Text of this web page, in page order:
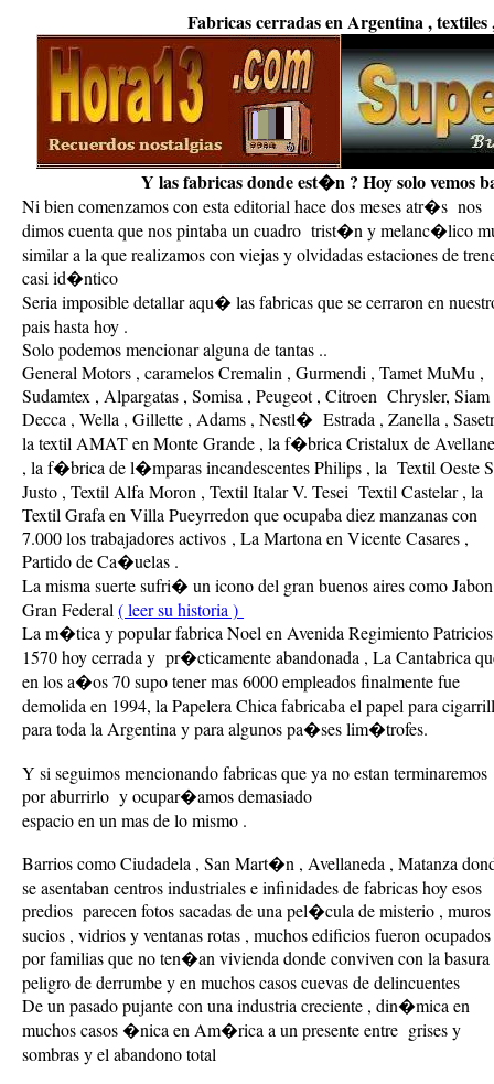
Fabricas cerradas en Argentina ,
Y las fabricas donde est�n ? Hoy solo vemos
Ni bien comenzamos con esta editorial hace dos meses atr�s nos
dimos cuenta que nos pintaba un cuadro trist�n y melanc�lico
similar a la que realizamos con viejas y olvidadas estaciones de
casi id�ntico
Seria imposible detallar aqu� las fabricas que se cerraron en
pais hasta hoy .
Solo podemos mencionar alguna de tantas ..
General Motors , caramelos Cremalin , Gurmendi , Tamet MuMu ,
Sudamtex , Alpargatas , Somisa , Peugeot , Citroen Chrysler, Siam
Decca , Wella , Gillette , Adams , Nestl� Estrada , Zanella ,
la textil AMAT en Monte Grande , la f�brica Cristalux de
, la f�brica de l�mparas incandescentes Philips , la Textil Oeste
Justo , Textil Alfa Moron , Textil Italar V. Tesei Textil Castelar , la
Textil Grafa en Villa Pueyrredon que ocupaba diez manzanas con
7.000 los trabajadores activos , La Martona en Vicente Casares ,
Partido de Ca�uelas .
La misma suerte sufri� un icono del gran buenos aires como Jabon
Gran Federal ( leer su historia )
La m�tica y popular fabrica Noel en Avenida Regimiento Patricios
1570 hoy cerrada y pr�cticamente abandonada , La Cantabrica
en los a�os 70 supo tener mas 6000 empleados finalmente fue
demolida en 1994, la Papelera Chica fabricaba el papel para
para toda la Argentina y para algunos pa�ses lim�trofes.
Y si seguimos mencionando fabricas que ya no estan terminaremos
por aburrirlo y ocupar�amos demasiado
espacio en un mas de lo mismo .
Barrios como Ciudadela , San Mart�n , Avellaneda , Matanza
se asentaban centros industriales e infinidades de fabricas hoy esos
predios parecen fotos sacadas de una pel�cula de misterio , muros
sucios , vidrios y ventanas rotas , muchos edificios fueron ocupados
por familias que no ten�an vivienda donde conviven con la basura
peligro de derrumbe y en muchos casos cuevas de delincuentes
De un pasado pujante con una industria creciente , din�mica en
muchos casos �nica en Am�rica a un presente entre grises y
sombras y el abandono total